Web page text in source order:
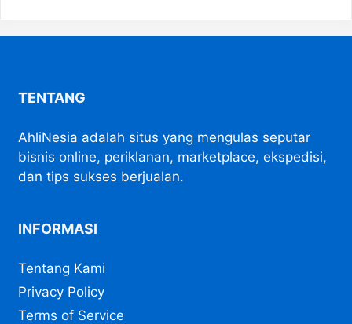
TENTANG
AhliNesia adalah situs yang mengulas seputar
bisnis online, periklanan, marketplace, ekspedisi,
dan tips sukses berjualan.
INFORMASI
Tentang Kami
Privacy Policy
Terms of Service